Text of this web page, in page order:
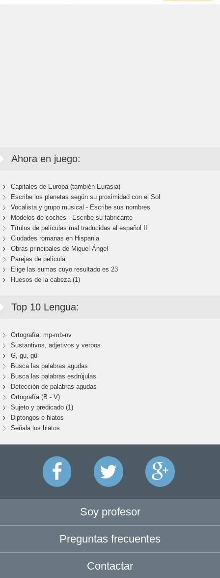
Ahora en juego:
Capitales de Europa (también Eurasia)
Escribe los planetas según su proximidad con el Sol
Vocalista y grupo musical - Escribe sus nombres
Modelos de coches - Escribe su fabricante
Títulos de películas mal traducidas al español II
Ciudades romanas en Hispania
Obras principales de Miguel Ángel
Parejas de película
Elige las sumas cuyo resultado es 23
Huesos de la cabeza (1)
Top 10 Lengua:
Ortografía: mp-mb-nv
Sustantivos, adjetivos y verbos
G, gu, gü
Busca las palabras agudas
Busca las palabras esdrújulas
Detección de palabras agudas
Ortografía (B - V)
Sujeto y predicado (1)
Diptongos e hiatos
Señala los hiatos
Soy profesor
Preguntas frecuentes
Contactar